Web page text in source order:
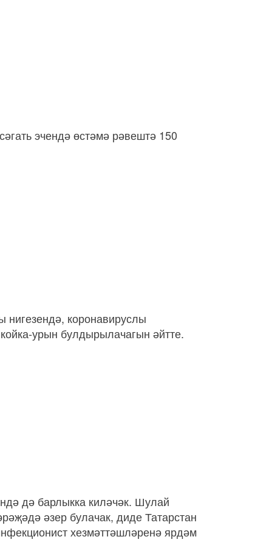
эчендә өстәмә рәвештә 150
коронавируслы
урын булдырылачагын әйтте.
дә барлыкка киләчәк. Шулай
әзер булачак, диде Татарстан
хезмәттәшләренә ярдәм